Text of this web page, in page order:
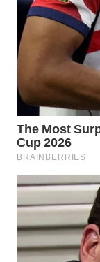
MANDALIKA
LIKUPANG
WN
LABUANBAJO
WN
BORNEO
Media
Group
WAHANA